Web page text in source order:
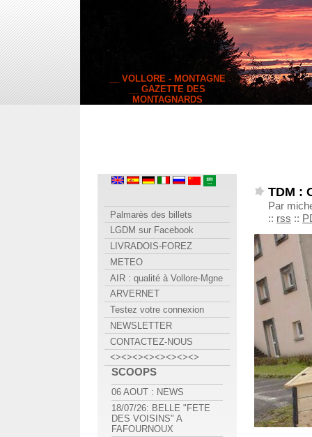
__ VOLLORE - MONTAGNE
__ GAZETTE DES
MONTAGNARDS
TDM :
Par
:: rss ::
Palmarès des billets
LGDM sur Facebook
LIVRADOIS-FOREZ
METEO
AIR : qualité à Vollore-Mgne
ARVERNET
Testez votre connexion
NEWSLETTER
CONTACTEZ-NOUS
<><><><><><><><>
SCOOPS
06 AOUT : NEWS
18/07/26: BELLE "FETE
DES VOISINS" A
FAFOURNOUX